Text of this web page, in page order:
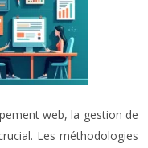
web, la gestion de
Les méthodologies